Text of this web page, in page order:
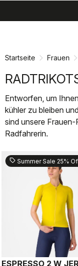
Startseite Frauen
Entworfen, um
kühler zu bleiben
sind unsere
Radfahrerin.
sell Summer Sale 25%
ESPRESSO 2 W